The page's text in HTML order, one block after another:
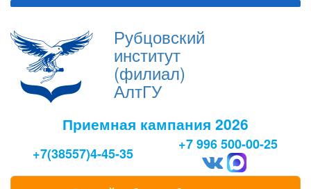
Рубцовский
институт
(филиал)
АлтГУ
Приемная кампания 2026
+7(38557)4-45-35
+7 996 500-00-25